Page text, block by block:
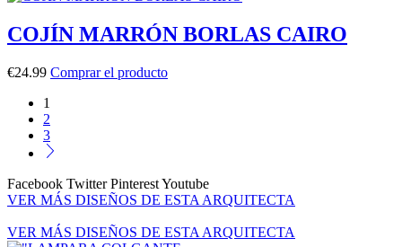
COJÍN MARRÓN BORLAS CAIRO
€24.99 Comprar el producto
1
2
3
Facebook Twitter PinterestYoutube
VER MÁS DISEÑOS DE ESTA ARQUITECTA
VER MÁS DISEÑOS DE ESTA ARQUITECTA